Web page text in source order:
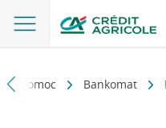
i pomoc Bankomat